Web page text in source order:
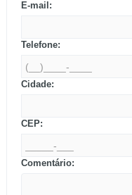
E-mail:
Telefone:
Cidade:
CEP:
Comentário: